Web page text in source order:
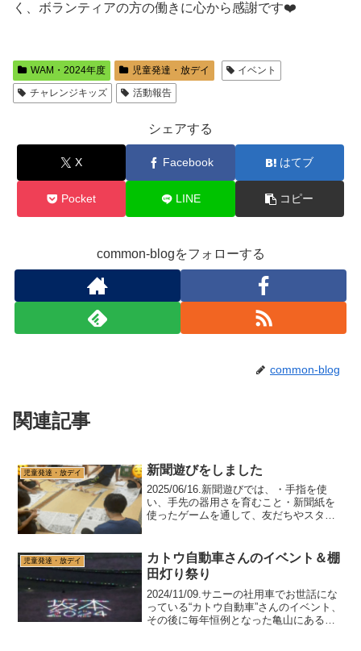
く、ボランティアの方の働きに心から感謝です❤️
WAM・2024年度 児童発達・放デイ
イベント
チャレンジキッズ
活動報告
シェアする
X Facebook はてブ
Pocket LINE コピー
common-blogをフォローする
common-blog
関連記事
児童発達・放デイ 新聞遊びをしました
2025/06/16.新聞遊びでは、・手指を使
い、手先の器用さを育むこと・新聞紙を
使ったゲームを通して、友だちやスタッ
導の元、・新聞紙じゃんけん（陣地取り
ゲーム）・新聞...
児童発達・放デイ
カトウ自動車さんのイベント＆棚
田灯り祭り
2024/11/09.サニーの社用車でお世話にな
っている“カトウ自動車”さんのイベント、
その後に毎年恒例となった亀山にある坂